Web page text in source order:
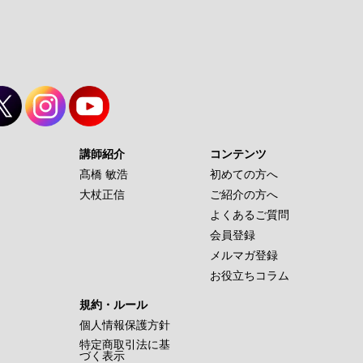
講師紹介
髙橋 敏浩
大杖正信
コンテンツ
初めての方へ
ご紹介の方へ
よくあるご質問
会員登録
メルマガ登録
お役立ちコラム
規約・ルール
個人情報保護方針
特定商取引法に基
づく表示